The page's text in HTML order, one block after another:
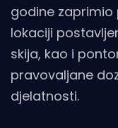
godine zaprimio
lokaciji
skija, kao i
pravovaljane
djelatnosti.